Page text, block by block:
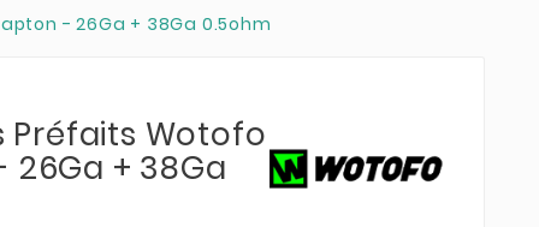
- 26Ga + 38Ga 0.5ohm
Préfaits Wotofo
+ 38Ga